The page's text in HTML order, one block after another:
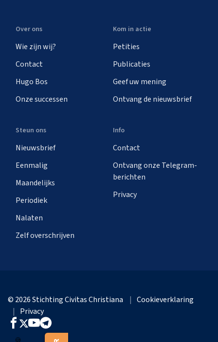
Over ons
Wie zijn wij?
Contact
Hugo Bos
Onze successen
Kom in actie
Petities
Publicaties
Geef uw mening
Ontvang de nieuwsbrief
Steun ons
Nieuwsbrief
Eenmalig
Maandelijks
Periodiek
Nalaten
Zelf overschrijven
Info
Contact
Ontvang onze Telegram-
berichten
Privacy
© 2026 Stichting Civitas Christiana
Cookieverklaring
Privacy